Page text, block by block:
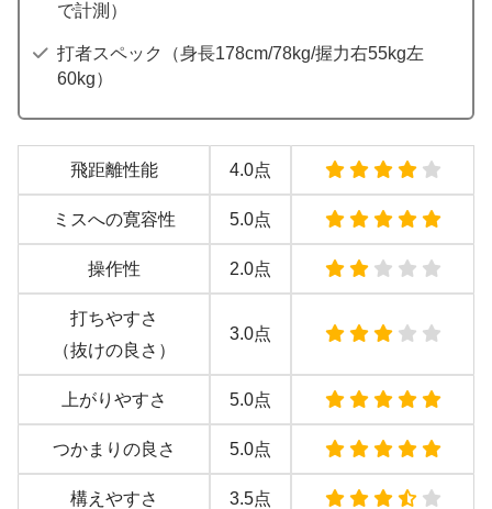
で計測）
打者スペック（身長178cm/78kg/握力右55kg左
60kg）
飛距離性能 4.0点
ミスへの寛容性 5.0点
操作性 2.0点
打ちやすさ
（抜けの良さ）
3.0点
上がりやすさ 5.0点
つかまりの良さ 5.0点
構えやすさ 3.5点